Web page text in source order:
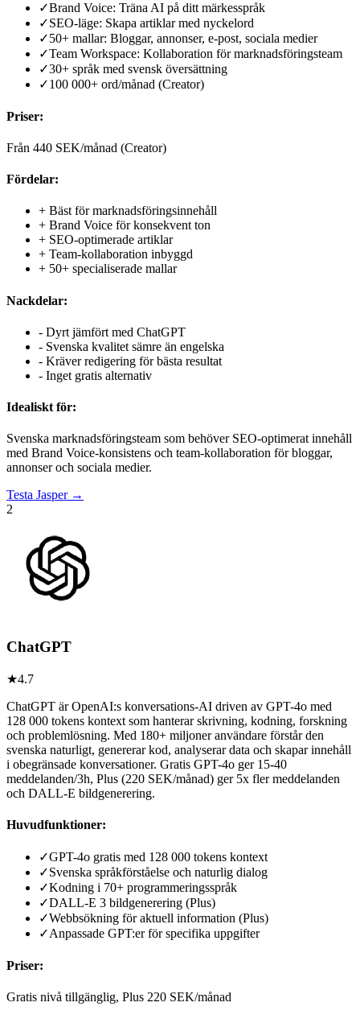
✓Brand Voice: Träna AI på ditt märkesspråk
✓SEO-läge: Skapa artiklar med nyckelord
✓50+ mallar: Bloggar, annonser, e-post, sociala medier
✓Team Workspace: Kollaboration för marknadsföringsteam
✓30+ språk med svensk översättning
✓100 000+ ord/månad (Creator)
Priser:
Från 440 SEK/månad (Creator)
Fördelar:
+ Bäst för marknadsföringsinnehåll
+ Brand Voice för konsekvent ton
+ SEO-optimerade artiklar
+ Team-kollaboration inbyggd
+ 50+ specialiserade mallar
Nackdelar:
- Dyrt jämfört med ChatGPT
- Svenska kvalitet sämre än engelska
- Kräver redigering för bästa resultat
- Inget gratis alternativ
Idealiskt för:
Svenska marknadsföringsteam som behöver SEO-optimerat innehåll
med Brand Voice-konsistens och team-kollaboration för bloggar,
annonser och sociala medier.
Testa Jasper→
2
ChatGPT
★4.7
ChatGPT är OpenAI:s konversations-AI driven av GPT-4o med
128 000 tokens kontext som hanterar skrivning, kodning, forskning
och problemlösning. Med 180+ miljoner användare förstår den
svenska naturligt, genererar kod, analyserar data och skapar innehåll
i obegränsade konversationer. Gratis GPT-4o ger 15-40
meddelanden/3h, Plus (220 SEK/månad) ger 5x fler meddelanden
och DALL-E bildgenerering.
Huvudfunktioner:
✓GPT-4o gratis med 128 000 tokens kontext
✓Svenska språkförståelse och naturlig dialog
✓Kodning i 70+ programmeringsspråk
✓DALL-E 3 bildgenerering (Plus)
✓Webbsökning för aktuell information (Plus)
✓Anpassade GPT:er för specifika uppgifter
Priser:
Gratis nivå tillgänglig, Plus 220 SEK/månad